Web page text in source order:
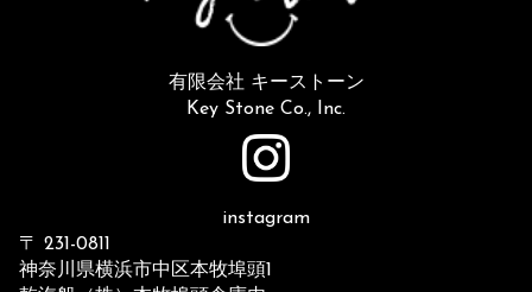
有限会社 キーストーン
Key Stone Co., Inc.
instagram
〒 231-0811
神奈川県横浜市中区本牧埠頭1